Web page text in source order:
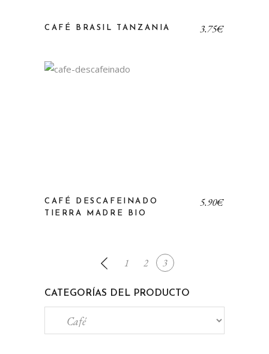
CAFÉ BRASIL TANZANIA 3,75€
CAFÉ DESCAFEINADO
TIERRA MADRE BIO
5,90€
1 2 3
CATEGORÍAS DEL PRODUCTO